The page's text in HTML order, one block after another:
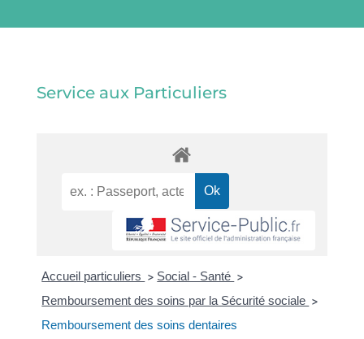
Service aux Particuliers
Accueil particuliers > Social - Santé >
Remboursement des soins par la Sécurité sociale >
Remboursement des soins dentaires